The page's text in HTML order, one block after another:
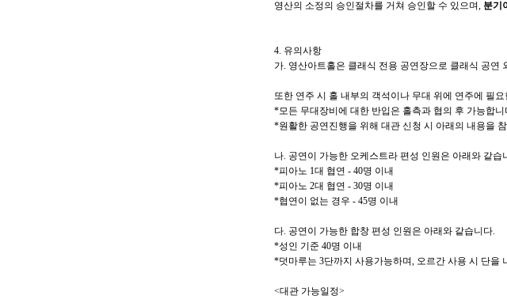
영산의 소정의 승인절차를 거쳐 승인할 수 있으며, 분기
4. 유의사항
가. 영산아트홀은 클래식 전용 공연장으로 클래식 공연
또한 연주 시 홀 내부의 객석이나 무대 위에 연주에 필
*모든 무대장비에 대한 반입은 홀측과 협의 후 가능합니
*원활한 공연진행을 위해 대관 신청 시 아래의 내용을
나. 공연이 가능한 오케스트라 편성 인원은 아래와 같습
*피아노 1대 협연 - 40명 이내
*피아노 2대 협연 - 30명 이내
*협연이 없는 경우 - 45명 이내
다. 공연이 가능한 합창 편성 인원은 아래와 같습니다.
*성인 기준 40명 이내
*덧마루는 3단까지 사용가능하며, 오르간 사용 시 단을
<대관 가능일정>